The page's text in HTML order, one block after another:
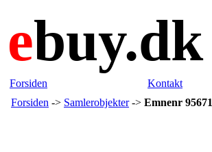
ebuy.dk
Forsiden Kontakt
Forsiden -> Samlerobjekter-> Emnenr 95671